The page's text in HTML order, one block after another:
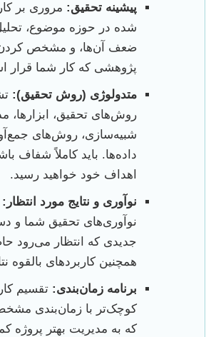
پیشینه تحقیق: مروری بر
شده در حوزه موضوع،
ضعف آن‌ها، و مشخص
پژوهشی که کار شما قرار
متدولوژی (روش تحقیق):
روش‌های تحقیق، ابزارها،
شبیه‌سازی، روش‌های
داده‌ها. باید کاملاً شفاف
اهداف خود خواهید رسید.
نوآوری و نتایج مورد انتظار:
نوآوری‌های تحقیق شما و
جدیدی که انتظار می‌رود
همچنین کاربردهای بالقوه
برنامه زمان‌بندی: تقسیم
کوچک‌تر با زمان‌بندی
که به مدیریت بهتر پروژه